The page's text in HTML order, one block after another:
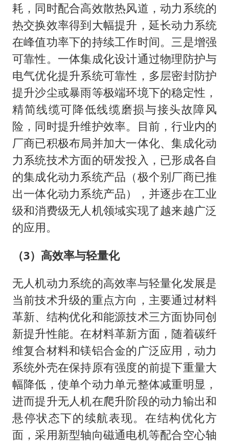
耗，同时配合高效散热风道，动力系统的
热交换效率得到大幅提升，延长动力系统
在峰值功率下的持续工作时间。三是增强
可靠性。一体集成化设计通过物理防护与
电气优化提升系统可靠性，多层密封防护
提升沙尘或暴雨等极端环境下的稳定性，
精简线缆可降低线缆磨损与接头故障风
险，同时提升维护效率。目前，行业内的
厂商已积极布局并加大一体化、集成化动
力系统技术方面的研发投入，已形成各自
的集成化动力系统产品（极个别厂商已推
出一体化动力系统产品），并逐步在工业
级和消费级无人机领域实现了越来越广泛
的应用。
（3）高效率与轻量化
无人机动力系统的高效率与轻量化发展是
当前技术升级的重点方向，主要通过材料
革新、结构优化和能源技术三方面协同创
新提升性能。在材料革新方面，随着碳纤
维复合材料和镁铝合金的广泛应用，动力
系统外壳在保持原有强度的前提下重量大
幅降低，使单个动力单元整体减重明显，
进而提升无人机在爬升阶段的动力输出和
悬停状态下的续航表现。在结构优化方
面，采用新型轴向磁通电机等配合空心轴